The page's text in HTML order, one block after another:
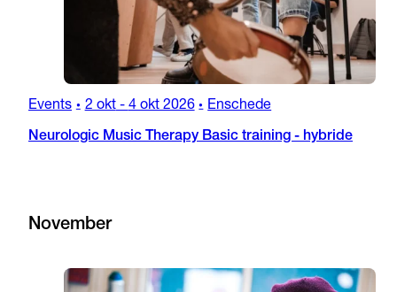
Events • 2 okt- 4 okt 2026 • Enschede
Neurologic Music Therapy Basic training - hybride
November